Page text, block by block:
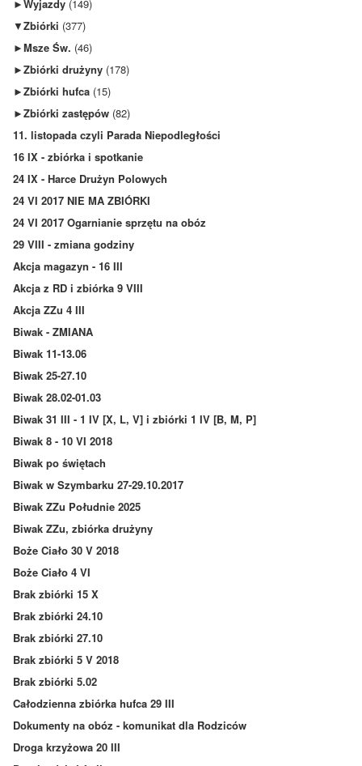
►Wyjazdy (149)
▼Zbiórki (377)
►Msze Św. (46)
►Zbiórki drużyny (178)
►Zbiórki hufca (15)
►Zbiórki zastępów (82)
11. listopada czyli Parada Niepodległości
16 IX - zbiórka i spotkanie
24 IX - Harce Drużyn Polowych
24 VI 2017 NIE MA ZBIÓRKI
24 VI 2017 Ogarnianie sprzętu na obóz
29 VIII - zmiana godziny
Akcja magazyn - 16 III
Akcja z RD i zbiórka 9 VIII
Akcja ZZu 4 III
Biwak - ZMIANA
Biwak 11-13.06
Biwak 25-27.10
Biwak 28.02-01.03
Biwak 31 III - 1 IV [X, L, V] i zbiórki 1 IV [B, M, P]
Biwak 8 - 10 VI 2018
Biwak po świętach
Biwak w Szymbarku 27-29.10.2017
Biwak ZZu Południe 2025
Biwak ZZu, zbiórka drużyny
Boże Ciało 30 V 2018
Boże Ciało 4 VI
Brak zbiórki 15 X
Brak zbiórki 24.10
Brak zbiórki 27.10
Brak zbiórki 5 V 2018
Brak zbiórki 5.02
Całodzienna zbiórka hufca 29 III
Dokumenty na obóz - komunikat dla Rodziców
Droga krzyżowa 20 III